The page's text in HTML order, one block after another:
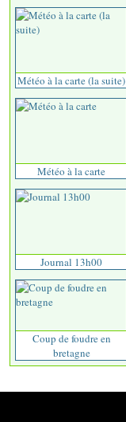
Météo à la carte (la suite)
Météo à la carte
Journal 13h00
Coup de foudre en
bretagne